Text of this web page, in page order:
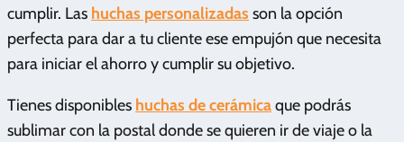
cumplir. Las huchas personalizadas son la opción
perfecta para dar a tu cliente ese empujón que necesita
para iniciar el ahorro y cumplir su objetivo.
Tienes disponibles huchas de cerámicaque podrás
sublimar con la postal donde se quieren ir de viaje o la